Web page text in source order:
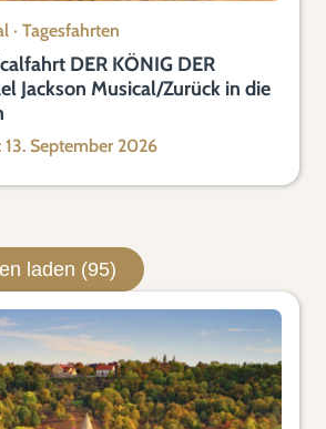
· Tagesfahrten
DER KÖNIG DER
Jackson Musical/Zurück in die
13. September 2026
laden (95)